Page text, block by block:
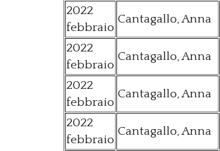
2022
febbraio
Cantagallo, Anna
2022
febbraio
Cantagallo, Anna
2022
febbraio
Cantagallo, Anna
2022
febbraio
Cantagallo, Anna